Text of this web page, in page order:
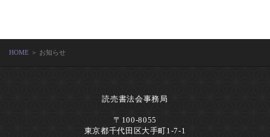
HOME ＞ お知らせ
読売書法会事務局
〒100-8055
東京都千代田区大手町1-7-1